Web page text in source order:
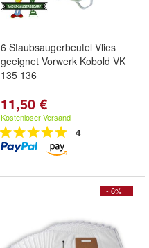
6 Staubsaugerbeutel Vlies
geeignet Vorwerk Kobold VK
135 136
11,50 €
Kostenloser Versand
4
- 6%